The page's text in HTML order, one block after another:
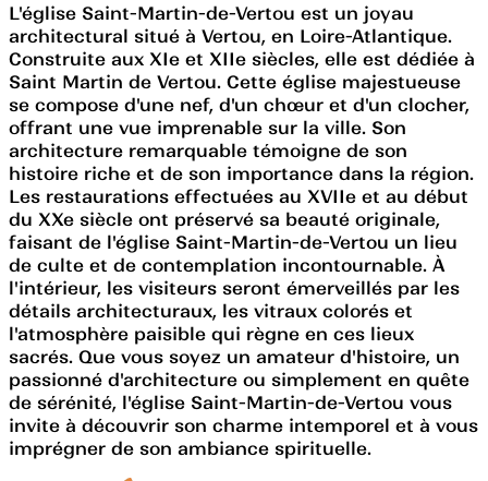
L'église Saint-Martin-de-Vertou est un joyau
architectural situé à Vertou, en Loire-Atlantique.
Construite aux XIe et XIIe siècles, elle est dédiée à
Saint Martin de Vertou. Cette église majestueuse
se compose d'une nef, d'un chœur et d'un clocher,
offrant une vue imprenable sur la ville. Son
architecture remarquable témoigne de son
histoire riche et de son importance dans la région.
Les restaurations effectuées au XVIIe et au début
du XXe siècle ont préservé sa beauté originale,
faisant de l'église Saint-Martin-de-Vertou un lieu
de culte et de contemplation incontournable. À
l'intérieur, les visiteurs seront émerveillés par les
détails architecturaux, les vitraux colorés et
l'atmosphère paisible qui règne en ces lieux
sacrés. Que vous soyez un amateur d'histoire, un
passionné d'architecture ou simplement en quête
de sérénité, l'église Saint-Martin-de-Vertou vous
invite à découvrir son charme intemporel et à vous
imprégner de son ambiance spirituelle.